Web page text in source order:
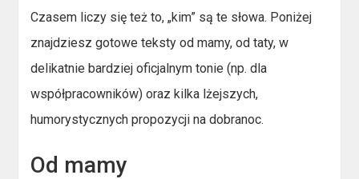
Czasem liczy się też to, „kim” są te słowa. Poniżej
znajdziesz gotowe teksty od mamy, od taty, w
delikatnie bardziej oficjalnym tonie (np. dla
współpracowników) oraz kilka lżejszych,
humorystycznych propozycji na dobranoc.
Od mamy